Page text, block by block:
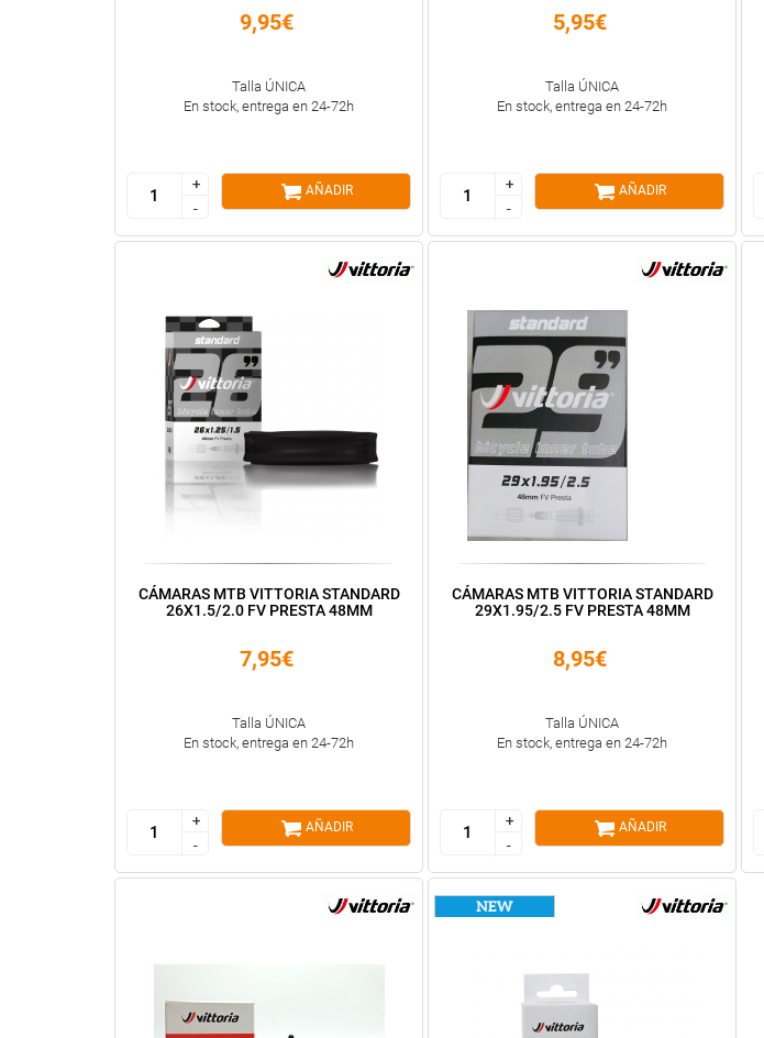
9,95€
Talla ÚNICA
En stock, entrega en 24-72h
+
-
+
-
AÑADIR
5,95€
Talla ÚNICA
En stock, entrega en 24-72h
+
-
+
-
AÑADIR
CÁMARAS MTB VITTORIA STANDARD
26X1.5/2.0 FV PRESTA 48MM
7,95€
Talla ÚNICA
En stock, entrega en 24-72h
+
-
+
-
AÑADIR
CÁMARAS MTB VITTORIA STANDARD
29X1.95/2.5 FV PRESTA 48MM
8,95€
Talla ÚNICA
En stock, entrega en 24-72h
+
-
+
-
AÑADIR